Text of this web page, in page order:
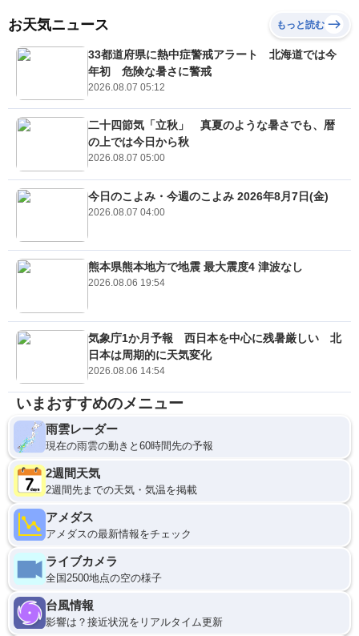
お天気ニュース もっと読む
33都道府県に熱中症警戒アラート 北海道では今
年初 危険な暑さに警戒
2026.08.07 05:12
二十四節気「立秋」 真夏のような暑さでも、暦
の上では今日から秋
2026.08.07 05:00
今日のこよみ・今週のこよみ 2026年8月7日(金)
2026.08.07 04:00
熊本県熊本地方で地震 最大震度4 津波なし
2026.08.06 19:54
気象庁1か月予報 西日本を中心に残暑厳しい 北
日本は周期的に天気変化
2026.08.06 14:54
いまおすすめのメニュー
雨雲レーダー
現在の雨雲の動きと60時間先の予報
2週間天気
2週間先までの天気・気温を掲載
アメダス
アメダスの最新情報をチェック
ライブカメラ
全国2500地点の空の様子
台風情報
影響は？接近状況をリアルタイム更新